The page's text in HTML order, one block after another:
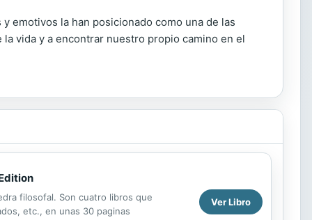
emotivos la han posicionado como una de las
vida y a encontrar nuestro propio camino en el
filosofal. Son cuatro libros que
etc., en unas 30 paginas
Ver Libro